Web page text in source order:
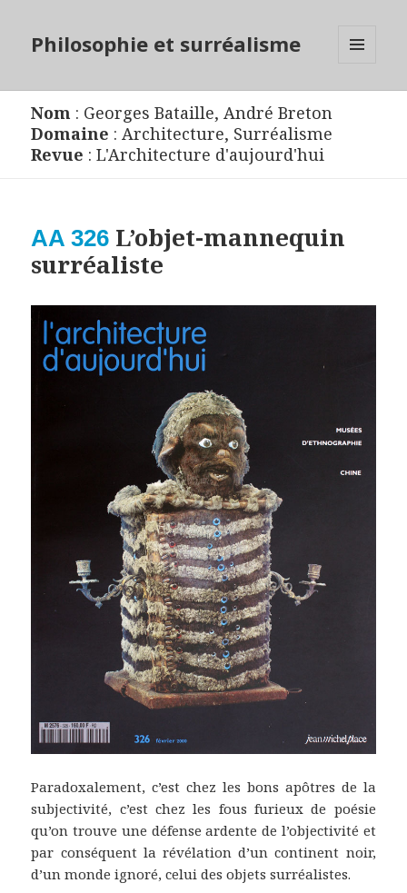
Philosophie et surréalisme
Nom : Georges Bataille,André Breton
Domaine :Architecture, Surréalisme
Revue :L'Architecture d'aujourd'hui
AA 326 L’objet-mannequin
surréaliste
Paradoxalement, c’est chez les bons apôtres de la
subjectivité, c’est chez les fous furieux de poésie
qu’on trouve une défense ardente de l’objectivité et
par conséquent la révélation d’un continent noir,
d’un monde ignoré, celui des objets surréalistes.